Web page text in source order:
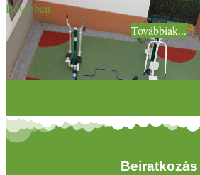
Bővebben
Továbbiak...
Beiratkozás